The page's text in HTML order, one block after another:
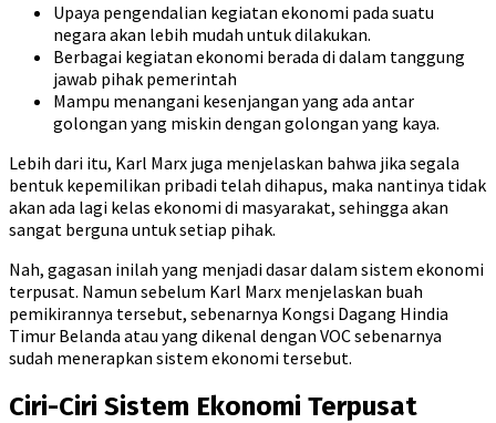
Upaya pengendalian kegiatan ekonomi pada suatu
negara akan lebih mudah untuk dilakukan.
Berbagai kegiatan ekonomi berada di dalam tanggung
jawab pihak pemerintah
Mampu menangani kesenjangan yang ada antar
golongan yang miskin dengan golongan yang kaya.
Lebih dari itu, Karl Marx juga menjelaskan bahwa jika segala
bentuk kepemilikan pribadi telah dihapus, maka nantinya tidak
akan ada lagi kelas ekonomi di masyarakat, sehingga akan
sangat berguna untuk setiap pihak.
Nah, gagasan inilah yang menjadi dasar dalam sistem ekonomi
terpusat. Namun sebelum Karl Marx menjelaskan buah
pemikirannya tersebut, sebenarnya Kongsi Dagang Hindia
Timur Belanda atau yang dikenal dengan VOC sebenarnya
sudah menerapkan sistem ekonomi tersebut.
Ciri-Ciri Sistem Ekonomi Terpusat